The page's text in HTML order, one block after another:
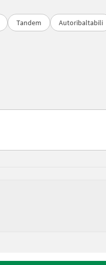
Tandem Autoribaltabili